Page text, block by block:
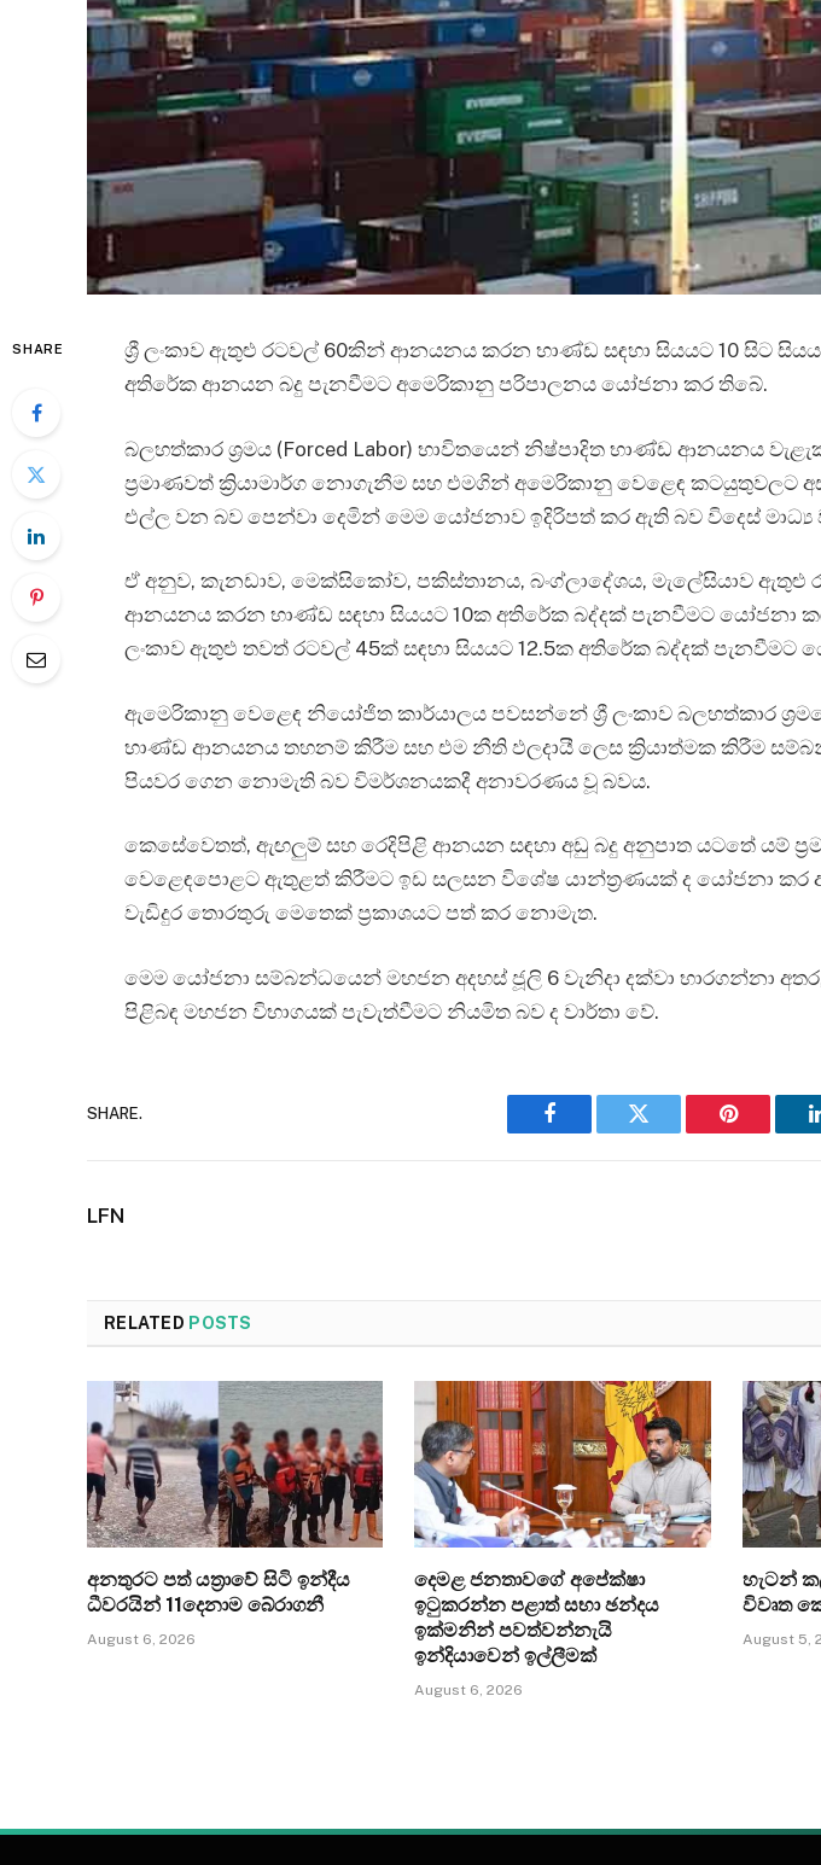
SHARE
ශ්‍රී ලංකාව ඇතුළු රටවල් 60කින් ආනයනය කරන භාණ්ඩ සඳහා සියයට 10 සිට
අතිරේක ආනයන බදු පැනවීමට අමෙරිකානු පරිපාලනය යෝජනා කර තිබේ.
බලහත්කාර ශ්‍රමය (Forced Labor) භාවිතයෙන් නිෂ්පාදිත භාණ්ඩ ආනයනය
ප්‍රමාණවත් ක්‍රියාමාර්ග නොගැනීම සහ එමගින් අමෙරිකානු වෙළෙඳ කටයුතුවලට
එල්ල වන බව පෙන්වා දෙමින් මෙම යෝජනාව ඉදිරිපත් කර ඇති බව විදෙස් මාධ්‍ය
ඒ අනුව, කැනඩාව, මෙක්සිකෝව, පකිස්තානය, බංග්ලාදේශය, මැලේසියාව
ආනයනය කරන භාණ්ඩ සඳහා සියයට 10ක අතිරේක බද්දක් පැනවීමට යෝජනා
ලංකාව ඇතුළු තවත් රටවල් 45ක් සඳහා සියයට 12.5ක අතිරේක බද්දක් පැනවීමට
ඇමෙරිකානු වෙළෙඳ නියෝජිත කාර්යාලය පවසන්නේ ශ්‍රී ලංකාව බලහත්කාර
භාණ්ඩ ආනයනය තහනම් කිරීම සහ එම නීති ඵලදායී ලෙස ක්‍රියාත්මක කිරීම
පියවර ගෙන නොමැති බව විමර්ශනයකදී අනාවරණය වූ බවය.
කෙසේවෙතත්, ඇඟලුම් සහ රෙදිපිළි ආනයන සඳහා අඩු බදු අනුපාත යටතේ යම්
වෙළෙඳපොළට ඇතුළත් කිරීමට ඉඩ සලසන විශේෂ යාන්ත්‍රණයක් ද යෝජනා කර
වැඩිදුර තොරතුරු මෙතෙක් ප්‍රකාශයට පත් කර නොමැත.
මෙම යෝජනා සම්බන්ධයෙන් මහජන අදහස් ජූලි 6 වැනිදා දක්වා භාරගන්නා අතර,
පිළිබඳ මහජන විභාගයක් පැවැත්වීමට නියමිත බව ද වාර්තා වේ.
SHARE.
Facebook Twitter Pinterest
LFN
RELATED POSTS
අනතුරට පත් යත්‍රාවේ සිටි ඉන්දීය
ධීවරයින් 11දෙනාම බේරාගනී
August 6, 2026
දෙමළ ජනතාවගේ අපේක්ෂා
ඉටුකරන්න පළාත් සභා ඡන්දය
ඉක්මනින් පවත්වන්නැයි
ඉන්දියාවෙන් ඉල්ලීමක්
August 6, 2026
හැටන්
විවෘත
August 5,